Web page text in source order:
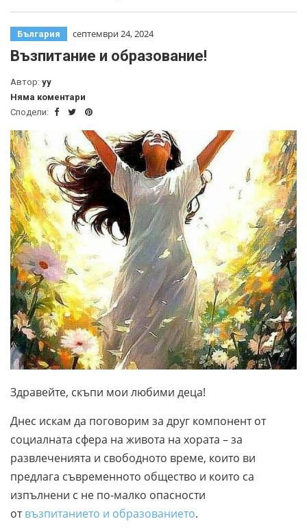
България септември 24, 2024
Възпитание и образование!
Автор: yy
Няма коментари
Сподели:
Здравейте, скъпи мои любими деца!
Днес искам да поговорим за друг компонент от
социалната сфера на живота на хората – за
развлеченията и свободното време, които ви
предлага съвременното общество и които са
изпълнени с не по-малко опасности
отвъзпитанието и образованието.